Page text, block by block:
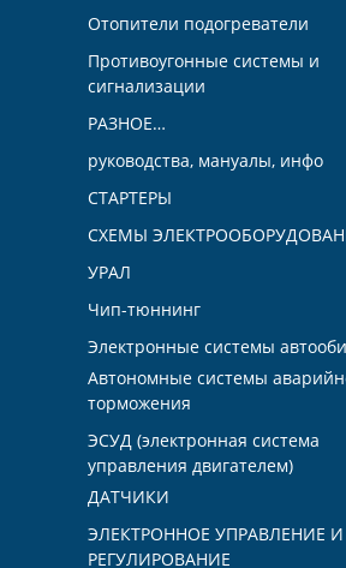
Отопители подогреватели
Противоугонные системы и
сигнализации
РАЗНОЕ…
руководства, мануалы, инфо
СТАРТЕРЫ
СХЕМЫ
УРАЛ
Чип-тюннинг
Электронные системы
Автономные системы
торможения
ЭСУД (электронная система
управления двигателем)
ДАТЧИКИ
ЭЛЕКТРОННОЕ УПРАВЛЕНИЕ И
РЕГУЛИРОВАНИЕ